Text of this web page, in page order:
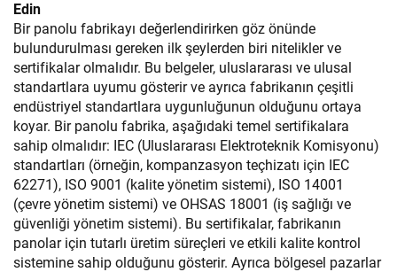
Edin
Bir panolu fabrikayı değerlendirirken göz önünde
bulundurulması gereken ilk şeylerden biri nitelikler ve
sertifikalar olmalıdır. Bu belgeler, uluslararası ve ulusal
standartlara uyumu gösterir ve ayrıca fabrikanın çeşitli
endüstriyel standartlara uygunluğunun olduğunu ortaya
koyar. Bir panolu fabrika, aşağıdaki temel sertifikalara
sahip olmalıdır: IEC (Uluslararası Elektroteknik Komisyonu)
standartları (örneğin, kompanzasyon teçhizatı için IEC
62271), ISO 9001 (kalite yönetim sistemi), ISO 14001
(çevre yönetim sistemi) ve OHSAS 18001 (iş sağlığı ve
güvenliği yönetim sistemi). Bu sertifikalar, fabrikanın
panolar için tutarlı üretim süreçleri ve etkili kalite kontrol
sistemine sahip olduğunu gösterir. Ayrıca bölgesel pazarlar